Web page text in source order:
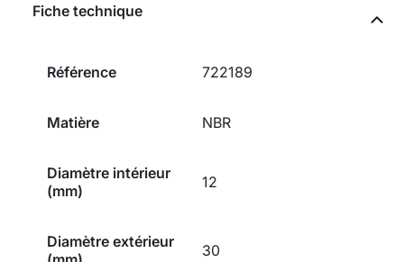
Fiche technique
Référence 722189
Matière NBR
Diamètre intérieur
(mm)
12
Diamètre extérieur
30